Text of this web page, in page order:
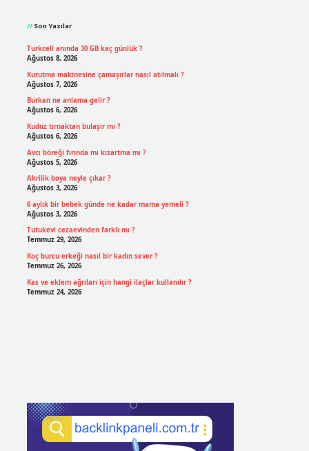
Son Yazılar
Turkcell anında 30 GB kaç günlük ?
Ağustos 8, 2026
Kurutma makinesine çamaşırlar nasıl atılmalı ?
Ağustos 7, 2026
Burkan ne anlama gelir ?
Ağustos 6, 2026
Kuduz tırnaktan bulaşır mı ?
Ağustos 6, 2026
Avcı böreği fırında mı kızartma mı ?
Ağustos 5, 2026
Akrilik boya neyle çıkar ?
Ağustos 3, 2026
6 aylık bir bebek günde ne kadar mama yemeli ?
Ağustos 3, 2026
Tutukevi cezaevinden farklı mı ?
Temmuz 29, 2026
Koç burcu erkeği nasıl bir kadın sever ?
Temmuz 26, 2026
Kas ve eklem ağrıları için hangi ilaçlar kullanılır ?
Temmuz 24, 2026